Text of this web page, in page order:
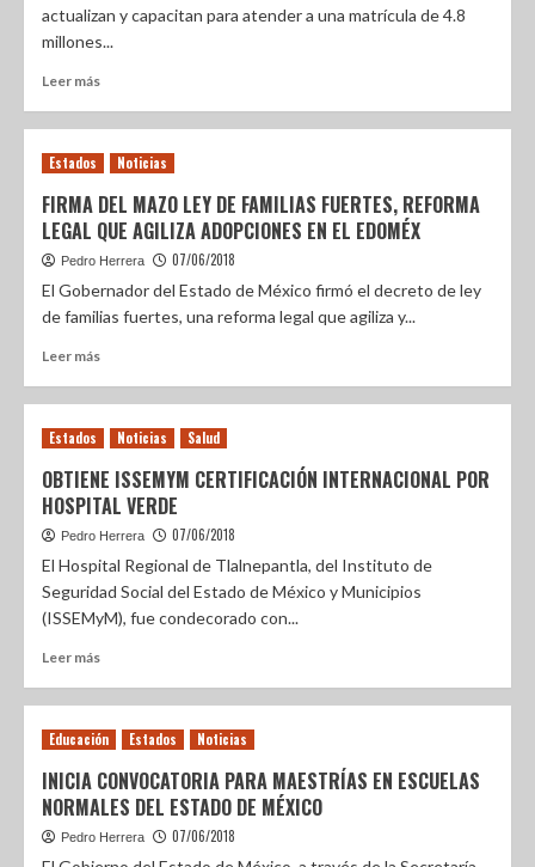
actualizan y capacitan para atender a una matrícula de 4.8
millones...
Leer más
Estados Noticias
FIRMA DEL MAZO LEY DE FAMILIAS FUERTES, REFORMA
LEGAL QUE AGILIZA ADOPCIONES EN EL EDOMÉX
Pedro Herrera 07/06/2018
El Gobernador del Estado de México firmó el decreto de ley
de familias fuertes, una reforma legal que agiliza y...
Leer más
Estados Noticias Salud
OBTIENE ISSEMYM CERTIFICACIÓN INTERNACIONAL POR
HOSPITAL VERDE
Pedro Herrera 07/06/2018
El Hospital Regional de Tlalnepantla, del Instituto de
Seguridad Social del Estado de México y Municipios
(ISSEMyM), fue condecorado con...
Leer más
Educación Estados Noticias
INICIA CONVOCATORIA PARA MAESTRÍAS EN ESCUELAS
NORMALES DEL ESTADO DE MÉXICO
Pedro Herrera 07/06/2018